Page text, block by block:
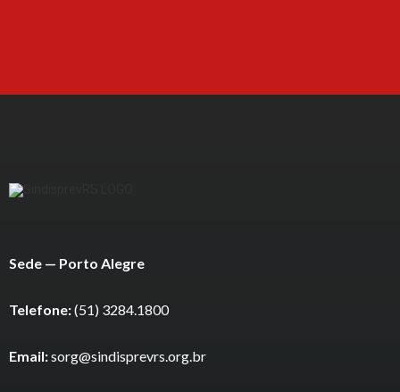
Sede — Porto Alegre
Telefone:(51) 3284.1800
Email:sorg@sindisprevrs.org.br